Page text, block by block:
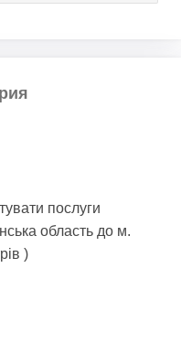
послуги
область до м.
)